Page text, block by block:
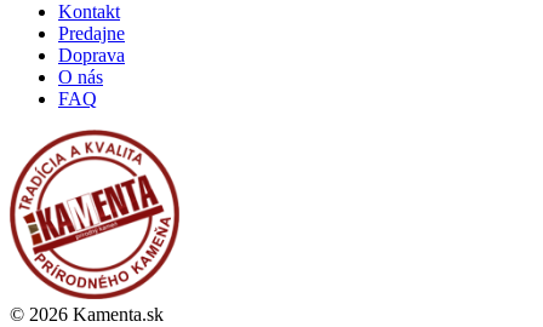
Kontakt
Predajne
Doprava
O nás
FAQ
© 2026 Kamenta.sk